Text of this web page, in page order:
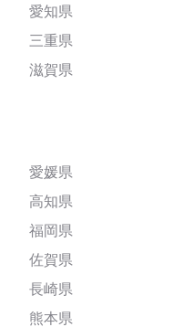
愛知県
三重県
滋賀県
愛媛県
高知県
福岡県
佐賀県
長崎県
熊本県